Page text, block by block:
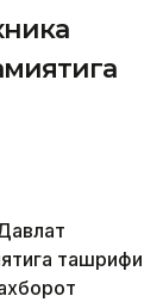
ташрифи